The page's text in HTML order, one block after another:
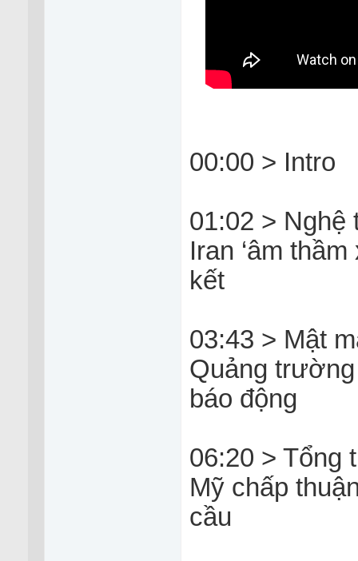
00:00 > Intro
01:02 > Nghệ
Iran ‘âm
kết
03:43 > Mật
Quảng
báo động
06:20 > Tổng
Mỹ chấp
cầu